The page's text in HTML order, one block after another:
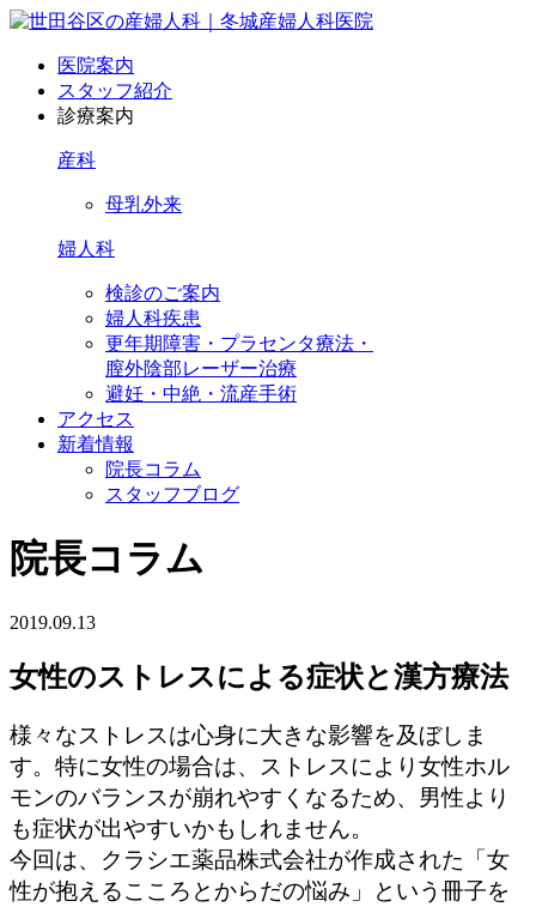
医院案内
スタッフ紹介
診療案内
産科
母乳外来
婦人科
検診のご案内
婦人科疾患
更年期障害・プラセンタ療法・
膣外陰部レーザー治療
避妊・中絶・流産手術
アクセス
新着情報
院長コラム
スタッフブログ
院長コラム
2019.09.13
女性のストレスによる症状と漢方療法
様々なストレスは心身に大きな影響を及ぼしま
す。特に女性の場合は、ストレスにより女性ホル
モンのバランスが崩れやすくなるため、男性より
も症状が出やすいかもしれません。
今回は、クラシエ薬品株式会社が作成された「女
性が抱えるこころとからだの悩み」という冊子を